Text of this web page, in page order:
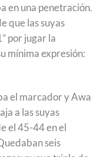
en una penetración.
que las suyas
por jugar la
mínima expresión:
el marcador y Awa
a las suyas
el 45-44 en el
seis